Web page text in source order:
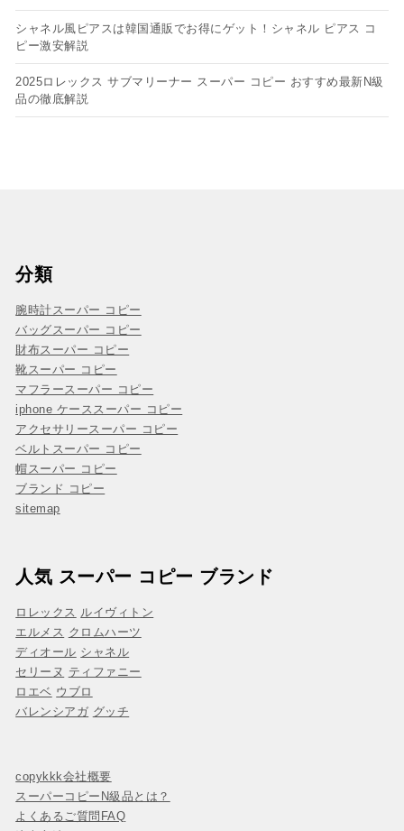
シャネル風ピアスは韓国通販でお得にゲット！シャネル ピアス コ
ピー​激安解説
2025ロレックス サブマリーナー スーパー コピー おすすめ最新N級
品の徹底解説
分類
腕時計スーパー コピー
バッグスーパー コピー
財布スーパー コピー
靴スーパー コピー
マフラースーパー コピー
iphone ケーススーパー コピー
アクセサリースーパー コピー
ベルトスーパー コピー
帽スーパー コピー
ブランド コピー
sitemap
人気 スーパー コピー ブランド
ロレックス ルイヴィトン
エルメス クロムハーツ
ディオール シャネル
セリーヌ ティファニー
ロエベ ウブロ
バレンシアガ グッチ
copykkk会社概要
スーパーコピーN級品とは？
よくあるご質問FAQ